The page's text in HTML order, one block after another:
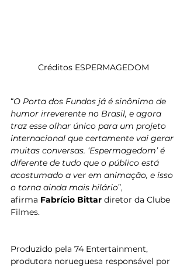
Créditos ESPERMAGEDOM
“O Porta dos Fundos já é sinônimo de
humor irreverente no Brasil, e agora
traz esse olhar único para um projeto
internacional que certamente vai gerar
muitas conversas. ‘Espermagedom’ é
diferente de tudo que o público está
acostumado a ver em animação, e isso
o torna ainda mais hilário”,
afirma Fabrício Bittar diretor da Clube
Filmes.
Produzido pela 74 Entertainment,
produtora norueguesa responsável por